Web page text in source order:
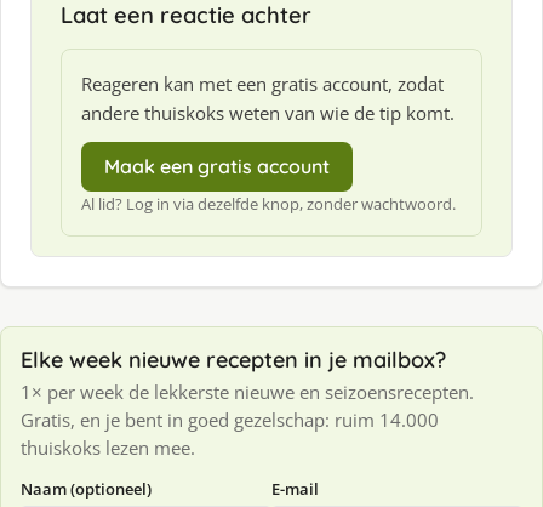
Laat een reactie achter
Reageren kan met een gratis account, zodat
andere thuiskoks weten van wie de tip komt.
Maak een gratis account
Al lid? Log in via dezelfde knop, zonder wachtwoord.
Elke week nieuwe recepten in je mailbox?
1× per week de lekkerste nieuwe en seizoensrecepten.
Gratis, en je bent in goed gezelschap: ruim 14.000
thuiskoks lezen mee.
Naam (optioneel) E-mail